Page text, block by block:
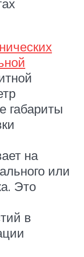
габариты
на
или
Это
в